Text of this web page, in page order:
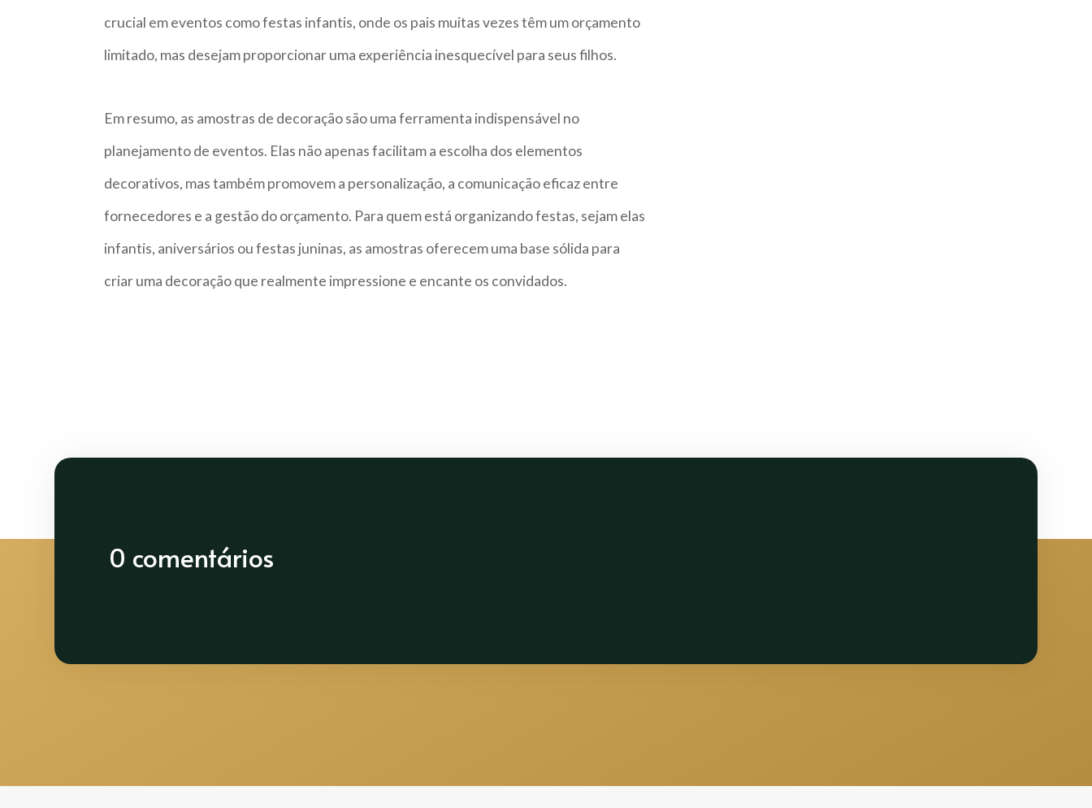
crucial em eventos como festas infantis, onde os pais muitas vezes têm um orçamento
limitado, mas desejam proporcionar uma experiência inesquecível para seus filhos.
Em resumo, as amostras de decoração são uma ferramenta indispensável no
planejamento de eventos. Elas não apenas facilitam a escolha dos elementos
decorativos, mas também promovem a personalização, a comunicação eficaz entre
fornecedores e a gestão do orçamento. Para quem está organizando festas, sejam elas
infantis, aniversários ou festas juninas, as amostras oferecem uma base sólida para
criar uma decoração que realmente impressione e encante os convidados.
0 comentários